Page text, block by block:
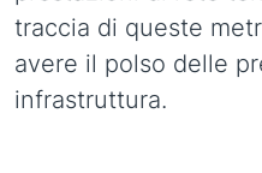
traccia di queste
avere il polso delle
infrastruttura.